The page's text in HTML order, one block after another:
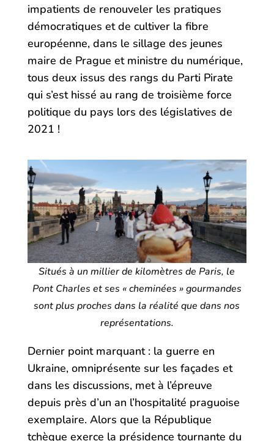
impatients de renouveler les pratiques
démocratiques et de cultiver la fibre
européenne, dans le sillage des jeunes
maire de Prague et ministre du numérique,
tous deux issus des rangs du Parti Pirate
qui s’est hissé au rang de troisième force
politique du pays lors des législatives de
2021 !
Situés à un millier de kilomètres de Paris, le
Pont Charles et ses « cheminées » gourmandes
sont plus proches dans la réalité que dans nos
représentations.
Dernier point marquant : la guerre en
Ukraine, omniprésente sur les façades et
dans les discussions, met à l’épreuve
depuis près d’un an l’hospitalité praguoise
exemplaire. Alors que la République
tchèque exerce la présidence tournante du